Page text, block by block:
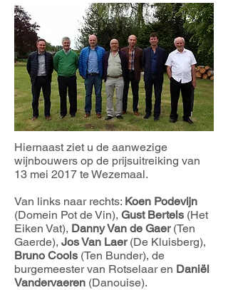
Hiernaast ziet u de aanwezige
wijnbouwers op de prijsuitreiking van
13 mei 2017 te Wezemaal.
Van links naar rechts: Koen Podevijn
(Domein Pot de Vin), Gust Bertels (Het
Eiken Vat), Danny Van de Gaer(Ten
Gaerde), Jos Van Laer(De Kluisberg),
Bruno Cools (Ten Bunder), de
burgemeester van Rotselaar en Daniël
Vandervaeren (Danouise).